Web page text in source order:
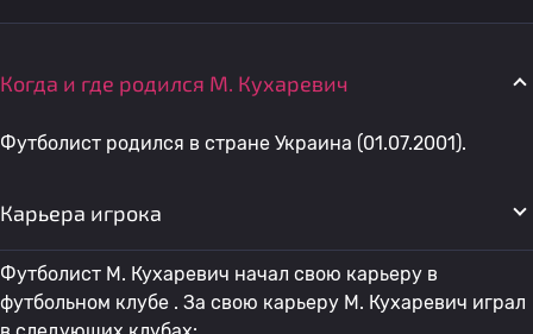
Когда и где родился М. Кухаревич
Футболист родился в стране Украина (01.07.2001).
Карьера игрока
Футболист М. Кухаревич начал свою карьеру в
футбольном клубе . За свою карьеру М. Кухаревич играл